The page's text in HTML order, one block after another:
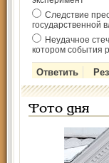
Следствие
государственной
Неудачное
котором события
Фото дня